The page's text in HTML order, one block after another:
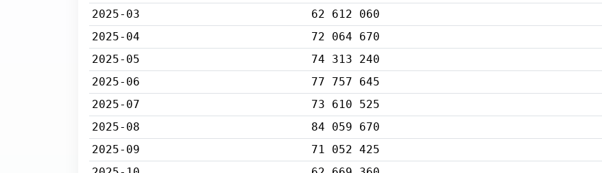
2025-03
62 612 060
2025-04
72 064 670
2025-05
74 313 240
2025-06
77 757 645
2025-07
73 610 525
2025-08
84 059 670
2025-09
71 052 425